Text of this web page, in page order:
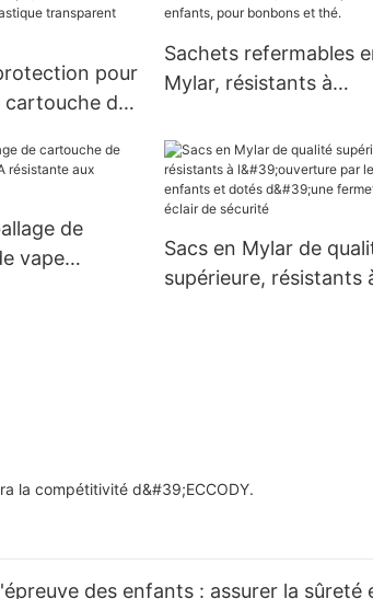
pour
cartouche de
transparent
Sachets refermables
Mylar, résistants à
pour bonbons et thé.
de
vape
Sacs en Mylar de
supérieure, résistants
la compétitivité d&#39;ECCODY.
des enfants : assurer la